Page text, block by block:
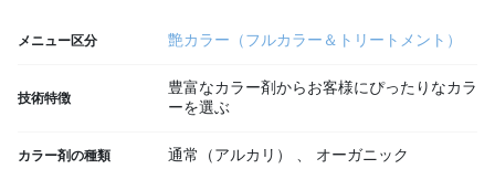
メニュー区分 艶カラー（フルカラー＆トリートメント）
技術特徴
豊富なカラー剤からお客様にぴったりなカラ
ーを選ぶ
カラー剤の種類 通常（アルカリ） 、 オーガニック